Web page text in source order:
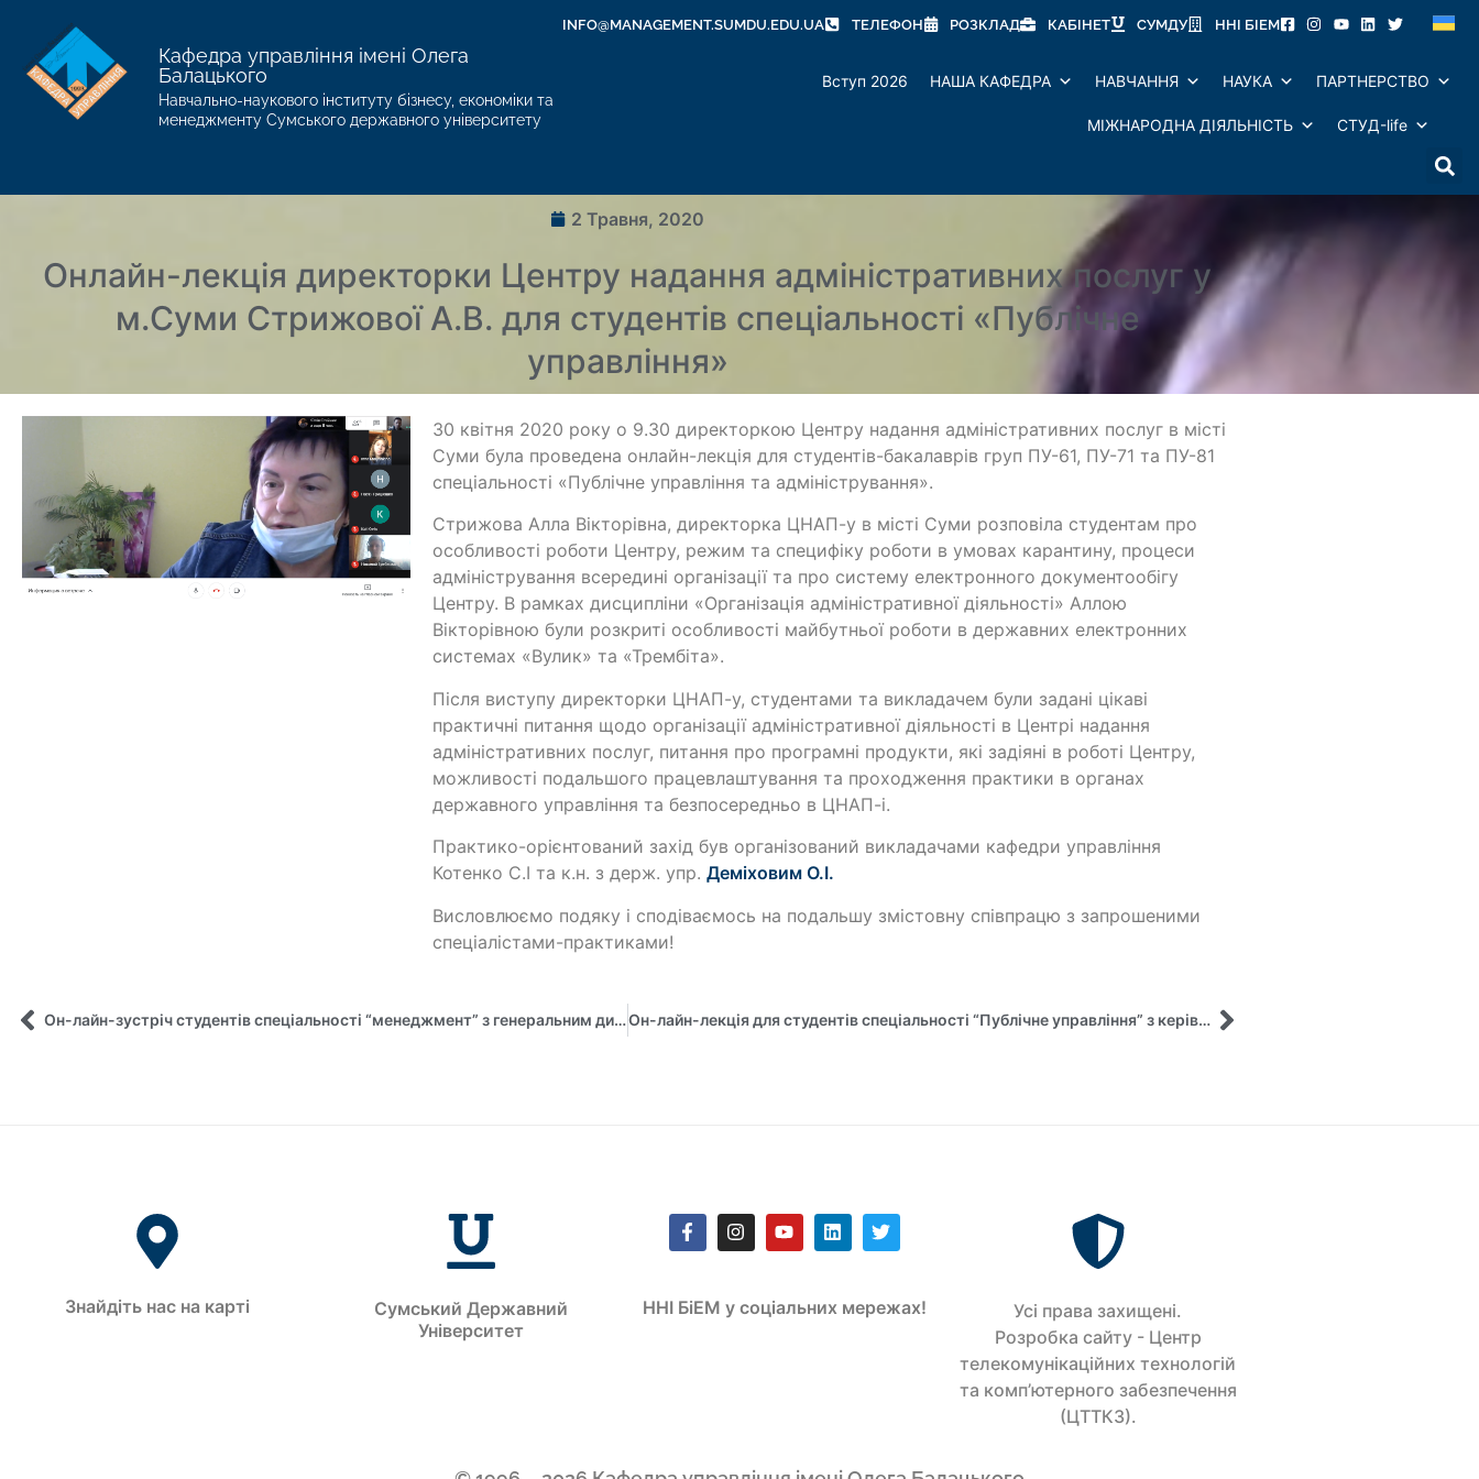
INFO@MANAGEMENT.SUMDU.EDU.UA ТЕЛЕФОН РОЗКЛАД КАБІНЕТ СУМДУ ННІ БІЕМ
Кафедра управління імені Олега
Балацького
Навчально-наукового інституту бізнесу, економіки та
менеджменту Сумського державного університету
Вступ 2026 НАША КАФЕДРА НАВЧАННЯ НАУКА ПАРТНЕРСТВО
МІЖНАРОДНА ДІЯЛЬНІСТЬ СТУД-life
2 Травня, 2020
Онлайн-лекція директорки Центру надання адміністративних послуг у
м.Суми Стрижової А.В. для студентів спеціальності «Публічне
управління»
30 квітня 2020 року о 9.30 директоркою Центру надання адміністративних послуг в місті
Суми була проведена онлайн-лекція для студентів-бакалаврів груп ПУ-61, ПУ-71 та ПУ-81
спеціальності «Публічне управління та адміністрування».
Стрижова Алла Вікторівна, директорка ЦНАП-у в місті Суми розповіла студентам про
особливості роботи Центру, режим та специфіку роботи в умовах карантину, процеси
адміністрування всередині організації та про систему електронного документообігу
Центру. В рамках дисципліни «Організація адміністративної діяльності» Аллою
Вікторівною були розкриті особливості майбутньої роботи в державних електронних
системах «Вулик» та «Трембіта».
Після виступу директорки ЦНАП-у, студентами та викладачем були задані цікаві
практичні питання щодо організації адміністративної діяльності в Центрі надання
адміністративних послуг, питання про програмні продукти, які задіяні в роботі Центру,
можливості подальшого працевлаштування та проходження практики в органах
державного управління та безпосередньо в ЦНАП-і.
Практико-орієнтований захід був організований викладачами кафедри управління
Котенко С.І та к.н. з держ. упр.Деміховим О.І.
Висловлюємо подяку і сподіваємось на подальшу змістовну співпрацю з запрошеними
спеціалістами-практиками!
Он-лайн-зустріч студентів спеціальності “менеджмент” з генеральним директором OLX Group у Європі та Східній Азії Он-лайн-лекція для студентів спеціальності “Публічне управління” з керівником Центру досліджень регіональної безпеки Назаровим Миколою Сергійовичем
Знайдіть нас на карті
Сумський Державний
Університет
ННІ БіЕМ у соціальних мережах!
Усi права захищенi.
Розробка сайту - Центр
телекомунікаційних технологій
та комп’ютерного забезпечення
(ЦТТКЗ).